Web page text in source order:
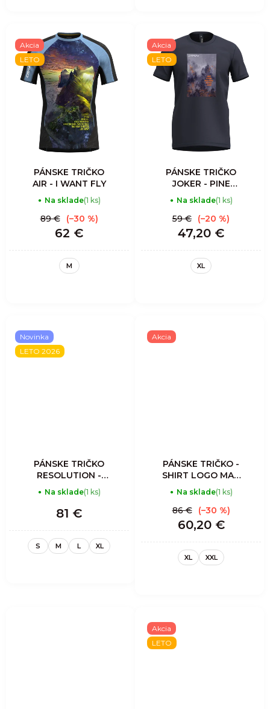
Akcia
LETO
PÁNSKE TRIČKO
AIR - I WANT FLY
Na sklade(1 ks)
62 €
89 € (–30 %)
M
Akcia
LETO
PÁNSKE TRIČKO
JOKER - PINE
TREE
Na sklade(1 ks)
47,20 €
59 € (–20 %)
XL
Novinka
LETO 2026
PÁNSKE TRIČKO
RESOLUTION -
SLATE-BLACK
Na sklade(1 ks)
81 €
S M L XL
Akcia
PÁNSKE TRIČKO -
SHIRT LOGO MAN
- ENERGY
Na sklade(1 ks)
60,20 €
86 € (–30 %)
XL XXL
Akcia
LETO